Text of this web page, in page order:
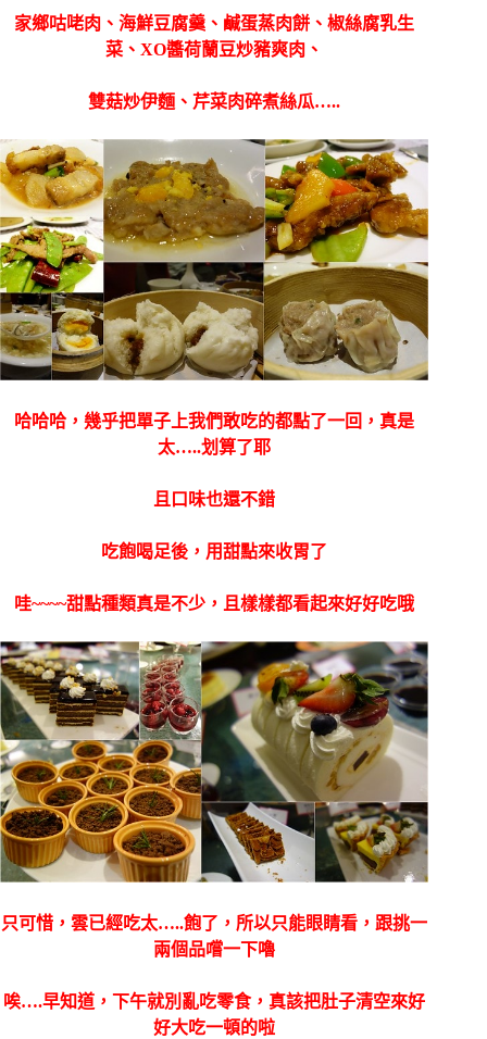
家鄉咕咾肉、海鮮豆腐羹、鹹蛋蒸肉餅、椒絲腐乳生
菜、XO醬荷蘭豆炒豬爽肉、
雙菇炒伊麵、芹菜肉碎煮絲瓜…..
哈哈哈，幾乎把單子上我們敢吃的都點了一回，真是
太…..划算了耶
且口味也還不錯
吃飽喝足後，用甜點來收胃了
哇~~~~甜點種類真是不少，且樣樣都看起來好好吃哦
只可惜，雲已經吃太…..飽了，所以只能眼睛看，跟挑一
兩個品嚐一下嚕
唉….早知道，下午就別亂吃零食，真該把肚子清空來好
好大吃一頓的啦